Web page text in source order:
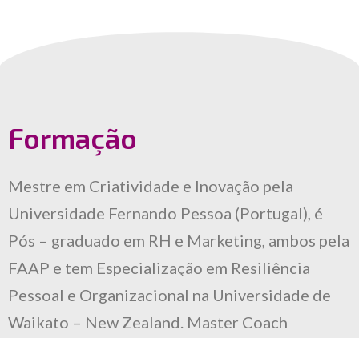
Formação
Mestre em Criatividade e Inovação pela
Universidade Fernando Pessoa (Portugal), é
Pós – graduado em RH e Marketing, ambos pela
FAAP e tem Especialização em Resiliência
Pessoal e Organizacional na Universidade de
Waikato – New Zealand. Master Coach